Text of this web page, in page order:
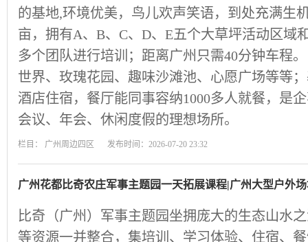
的基地,环境优美，鸟儿欢声笑语，到处充满生
亩，拥有A、B、C、D、E五个大草坪活动区域
多个团队进行培训；距离广州只需40分钟车程
世界、玫瑰花园、趣味沙滩池、心愿广场等等
酒店住宿，餐厅能同事容纳1000多人就餐，是
会议、年会、休闲度假的理想场所。
栏目： 广州周边四区 发布时间：2026-07-20 23:32
广州花都比奇农庄军事主题园一天拓展课程|广州大型户外
比奇（广州）军事主题园坐拥庞大的生态山水
等资源一并整合，集培训、学习体验、住宿、